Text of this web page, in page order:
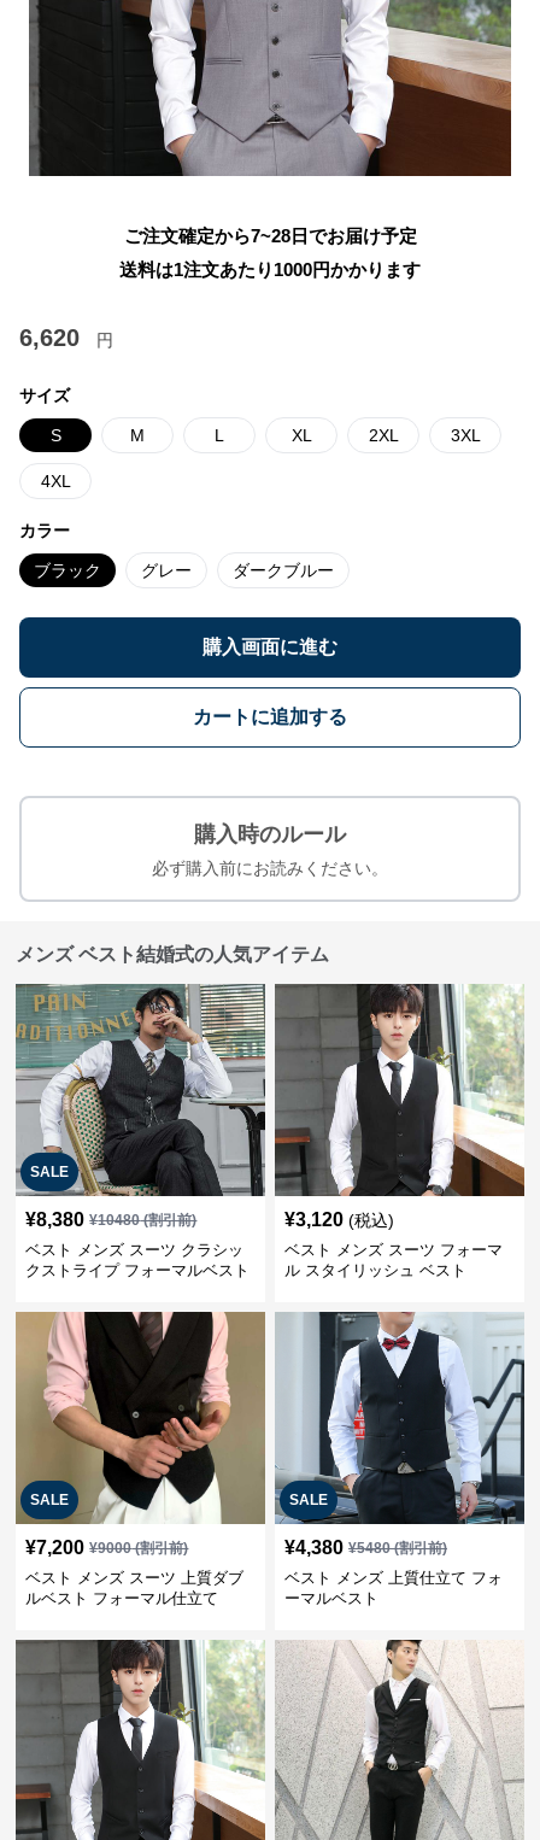
ご注文確定から7~28日でお届け予定
送料は1注文あたり 1000円かかります
6,620 円
サイズ
S M L XL 2XL 3XL
4XL
カラー
ブラック グレー ダークブルー
購入画面に進む
カートに追加する
購入時のルール
必ず購入前にお読みください。
メンズ ベスト結婚式の人気アイテム
SALE
¥8,380 ¥10480(割引前)
ベスト メンズ スーツ クラシッ
クストライプ フォーマルベスト
¥3,120 (税込)
ベスト メンズ スーツ フォーマ
ル スタイリッシュ ベスト
SALE
¥7,200 ¥9000(割引前)
ベスト メンズ スーツ 上質ダブ
ルベスト フォーマル仕立て
SALE
¥4,380 ¥5480(割引前)
ベスト メンズ 上質仕立て フォ
ーマルベスト